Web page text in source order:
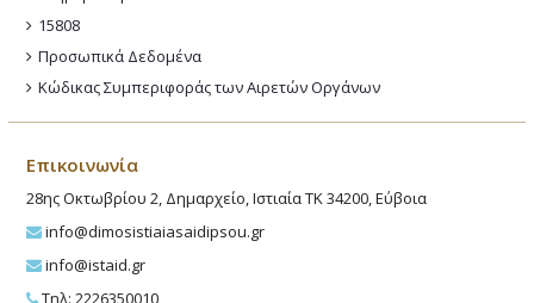
15808
Προσωπικά Δεδομένα
Κώδικας Συμπεριφοράς των Αιρετών Οργάνων
Επικοινωνία
28ης Οκτωβρίου 2, Δημαρχείο, Ιστιαία ΤΚ 34200, Εύβοια
info@dimosistiaiasaidipsou.gr
info@istaid.gr
Τηλ: 2226350010